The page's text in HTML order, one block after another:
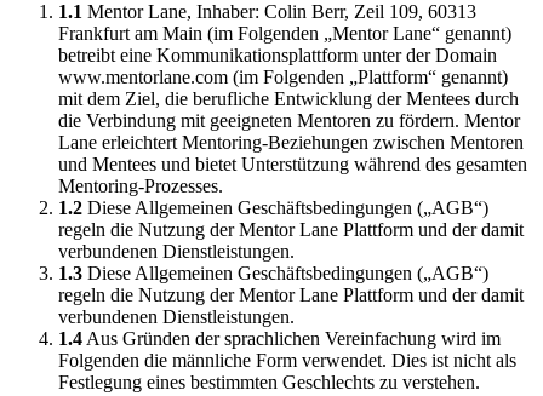
1.1 Mentor Lane, Inhaber: Colin Berr, Zeil 109, 60313
Frankfurt am Main (im Folgenden „Mentor Lane“ genannt)
betreibt eine Kommunikationsplattform unter der Domain
www.mentorlane.com (im Folgenden „Plattform“ genannt)
mit dem Ziel, die berufliche Entwicklung der Mentees durch
die Verbindung mit geeigneten Mentoren zu fördern. Mentor
Lane erleichtert Mentoring-Beziehungen zwischen Mentoren
und Mentees und bietet Unterstützung während des gesamten
Mentoring-Prozesses.
1.2 Diese Allgemeinen Geschäftsbedingungen („AGB“)
regeln die Nutzung der Mentor Lane Plattform und der damit
verbundenen Dienstleistungen.
1.3 Diese Allgemeinen Geschäftsbedingungen („AGB“)
regeln die Nutzung der Mentor Lane Plattform und der damit
verbundenen Dienstleistungen.
1.4Aus Gründen der sprachlichen Vereinfachung wird im
Folgenden die männliche Form verwendet. Dies ist nicht als
Festlegung eines bestimmten Geschlechts zu verstehen.